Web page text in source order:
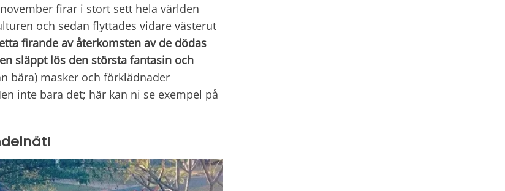
firar i stort sett hela världen
och sedan flyttades vidare västerut
firande av återkomsten av de dödas
släppt lös den största fantasin och
bära) masker och förklädnader
inte bara det; här kan ni se exempel på